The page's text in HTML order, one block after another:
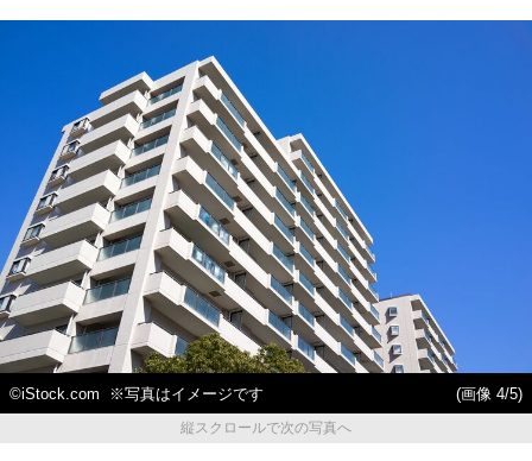
©iStock.com ※写真はイメージです
(画像 4/5)
縦スクロールで次の写真へ